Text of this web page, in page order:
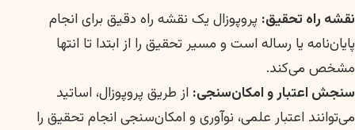
نقشه راه تحقیق: پروپوزال یک نقشه راه دقیق برای انجام
پایان‌نامه یا رساله است و مسیر تحقیق را از ابتدا تا انتها
مشخص می‌کند.
سنجش اعتبار و امکان‌سنجی: از طریق پروپوزال، اساتید
می‌توانند اعتبار علمی، نوآوری و امکان‌سنجی انجام تحقیق را